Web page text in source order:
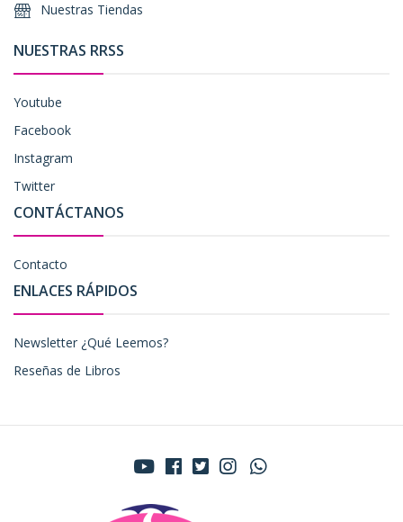
Nuestras Tiendas
NUESTRAS RRSS
Youtube
Facebook
Instagram
Twitter
CONTÁCTANOS
Contacto
ENLACES RÁPIDOS
Newsletter ¿Qué Leemos?
Reseñas de Libros